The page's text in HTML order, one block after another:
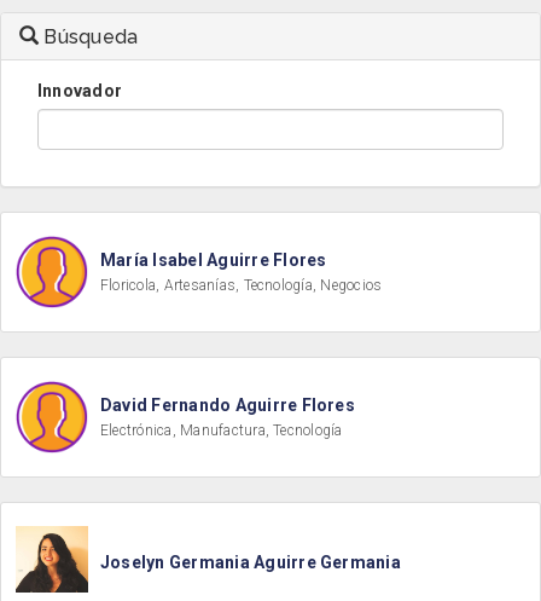
Búsqueda
Innovador
María Isabel Aguirre Flores
Floricola, Artesanías, Tecnología, Negocios
David Fernando Aguirre Flores
Electrónica, Manufactura, Tecnología
Joselyn Germania Aguirre Germania